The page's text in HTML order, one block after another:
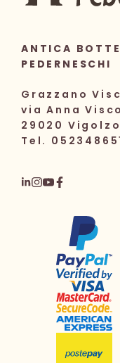
ANTICA
PEDERNESCHI
Grazzano
via Anna
29020
Tel.